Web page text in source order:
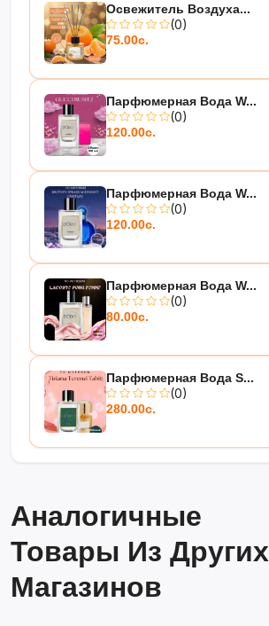
Освежитель Воздуха...
(0)
75.00с.
Парфюмерная Вода W...
(0)
120.00с.
Парфюмерная Вода W...
(0)
120.00с.
Парфюмерная Вода W...
(0)
80.00с.
Парфюмерная Вода S...
(0)
280.00с.
Аналогичные
Товары Из Других
Магазинов